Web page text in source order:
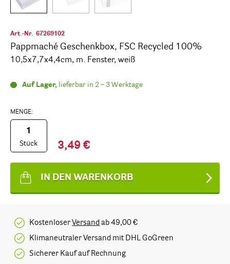
Art.-Nr. 67269102
Pappmaché Geschenkbox, FSC Recycled 100%
10,5x7,7x4,4cm, m. Fenster, weiß
Auf Lager, lieferbar in 2 – 3 Werktage
IN DEN WARENKORB
MENGE:
Stück 3,49 €
KostenloserVersand ab 49,00 €
Klimaneutraler Versand mit DHL GoGreen
Sicherer Kauf auf Rechnung